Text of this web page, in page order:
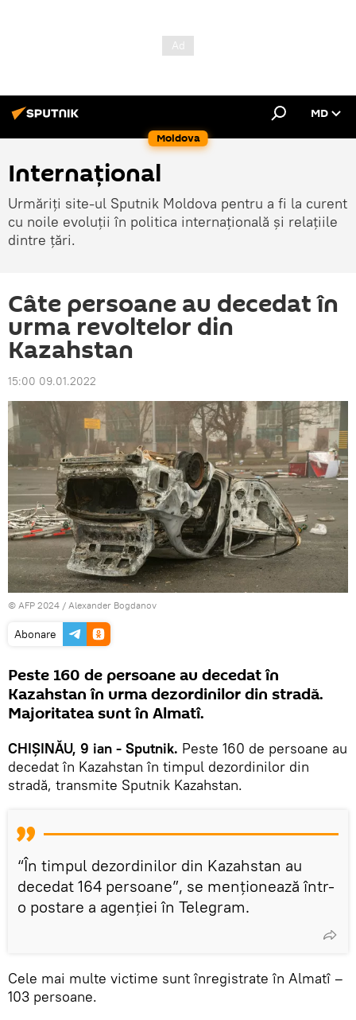
Moldova
MD
Internațional
Urmăriți site-ul Sputnik Moldova pentru a fi la curent
cu noile evoluții în politica internațională și relațiile
dintre țări.
Câte persoane au decedat în
urma revoltelor din
Kazahstan
15:00 09.01.2022
© AFP 2024 / Alexander Bogdanov
Abonare
Peste 160 de persoane au decedat în
Kazahstan în urma dezordinilor din stradă.
Majoritatea sunt în Almatî.
CHIȘINĂU, 9 ian - Sputnik. Peste 160 de persoane au
decedat în Kazahstan în timpul dezordinilor din
stradă, transmite Sputnik Kazahstan.
“În timpul dezordinilor din Kazahstan au
decedat 164 persoane”, se menționează într-
o postare a agenției în Telegram.
Cele mai multe victime sunt înregistrate în Almatî –
103 persoane.